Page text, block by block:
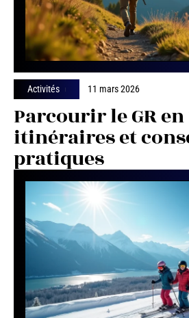
Activités 11 mars 2026
Parcourir le GR
itinéraires et
pratiques